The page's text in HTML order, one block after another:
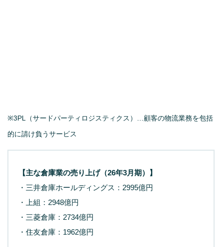
※3PL（サードパーティロジスティクス）…顧客の物流業務を包括
的に請け負うサービス
【主な倉庫業の売り上げ（26年3月期）】
・三井倉庫ホールディングス：2995億円
・上組：2948億円
・三菱倉庫：2734億円
・住友倉庫：1962億円